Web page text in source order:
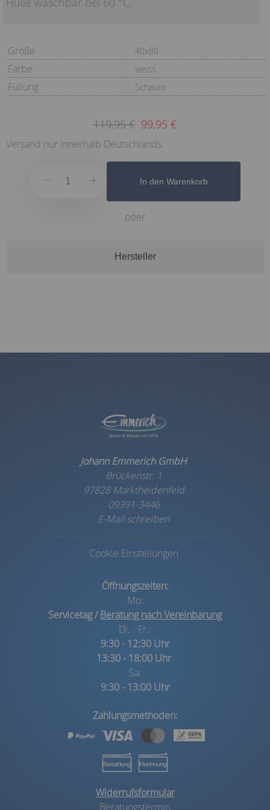
Größe 40x80
Farbe weiss
Füllung Schaum
119,95 € 99,95 €
Versand nur innerhalb Deutschlands.
In den Warenkorb
oder
Hersteller
Johann Emmerich GmbH
Brückenstr. 1
97828 Marktheidenfeld
09391-3446
E-Mail schreiben
Cookie Einstellungen
Öffnungszeiten:
Mo:
Servicetag /Beratung nach Vereinbarung
Di. - Fr.:
9:30 - 12:30 Uhr
13:30 - 18:00 Uhr
Sa:
9:30 - 13:00 Uhr
Zahlungsmethoden:
Widerrufsformular
Beratungstermin